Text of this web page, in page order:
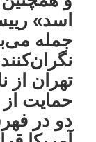
اسد»
جمله
تهران از
حمایت
دو در